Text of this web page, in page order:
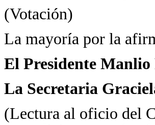
(Votación)
La mayoría por la
El Presidente
La Secretaria
(Lectura al oficio del